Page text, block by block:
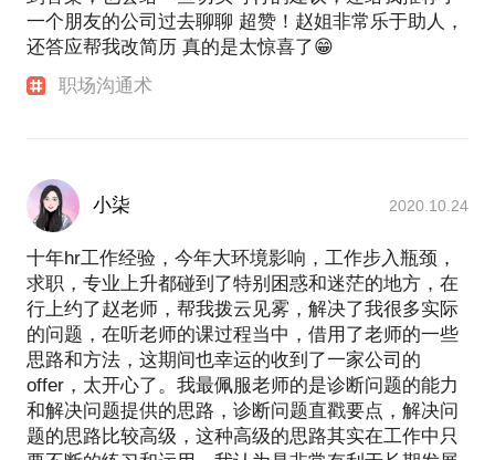
一个朋友的公司过去聊聊 超赞！赵姐非常乐于助人，
还答应帮我改简历 真的是太惊喜了😁
职场沟通术
小柒 2020.10.24
十年hr工作经验，今年大环境影响，工作步入瓶颈，
求职，专业上升都碰到了特别困惑和迷茫的地方，在
行上约了赵老师，帮我拨云见雾，解决了我很多实际
的问题，在听老师的课过程当中，借用了老师的一些
思路和方法，这期间也幸运的收到了一家公司的
offer，太开心了。我最佩服老师的是诊断问题的能力
和解决问题提供的思路，诊断问题直戳要点，解决问
题的思路比较高级，这种高级的思路其实在工作中只